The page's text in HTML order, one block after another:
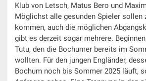
Klub von Letsch, Matus Bero und
Möglichst alle gesunden Spieler sollen
kommen, auch die möglichen
gibt es derzeit sogar mehrere.
Tutu, den die Bochumer bereits im
wollten. Für den jungen Engländer,
Bochum noch bis Sommer 2025 läuft,